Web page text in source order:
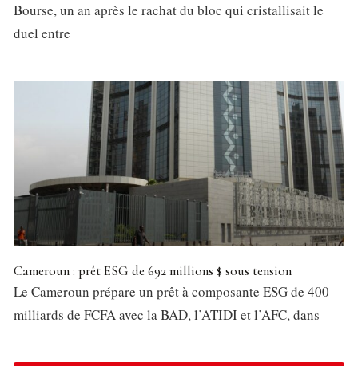
Bourse, un an après le rachat du bloc qui cristallisait le
duel entre
Cameroun : prêt ESG de 692 millions $ sous tension
Le Cameroun prépare un prêt à composante ESG de 400
milliards de FCFA avec la BAD, l’ATIDI et l’AFC, dans